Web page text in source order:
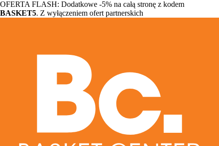
OFERTA FLASH: Dodatkowe -5% na całą stronę z kodem
BASKET5. Z wyłączeniem ofert partnerskich